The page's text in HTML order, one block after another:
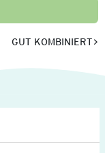
GUT KOMBINIERT